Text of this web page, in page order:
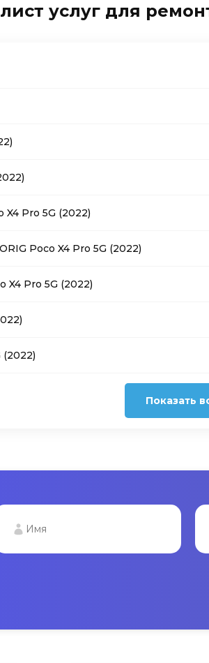
услуг для
Pro 5G (2022)
Poco X4 Pro 5G (2022)
X4 Pro 5G (2022)
Показать